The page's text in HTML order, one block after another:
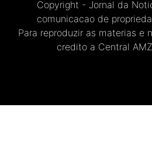
Copyright - Jornal da
comunicacao de
Para reproduzir as materias e
credito a Central